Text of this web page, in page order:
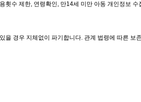
수 제한, 연령확인, 만14세 미만 아동 개인정보
경우 지체없이 파기합니다. 관계 법령에 따른 보